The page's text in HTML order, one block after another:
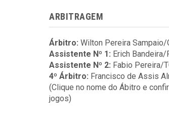
ARBITRAGEM
Árbitro: Wilton Pereira Sampaio/
Assistente Nº 1: Erich Bandeira/
Assistente Nº 2: Fabio Pereira/
4º Árbitro: Francisco de Assis
(Clique no nome do Ábitro e
jogos)